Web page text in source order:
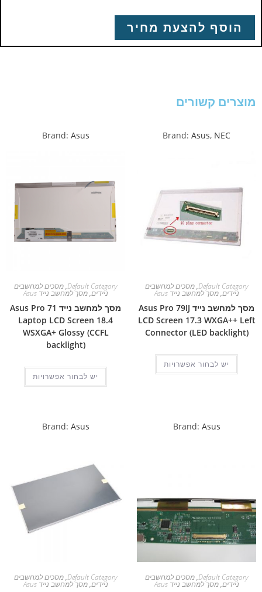
הוסף להצעת מחיר
מוצרים קשורים
Brand: Asus, NEC
Default Category
,מסכים למחשבים
ניידים,מסך למחשב נייד Asus
מסך למחשב נייד Asus Pro 79IJ
LCD Screen 17.3 WXGA++ Left
Connector (LED backlight)
יש לבחור אפשרויות
Brand: Asus
Default Category
,מסכים למחשבים
ניידים,מסך למחשב נייד Asus
מסך למחשב נייד Asus Pro 71
Laptop LCD Screen 18.4
WSXGA+ Glossy (CCFL
backlight)
יש לבחור אפשרויות
Brand: Asus
Default Category
,מסכים למחשבים
ניידים,מסך למחשב נייד Asus
Brand: Asus
Default Category
,מסכים למחשבים
ניידים,מסך למחשב נייד Asus